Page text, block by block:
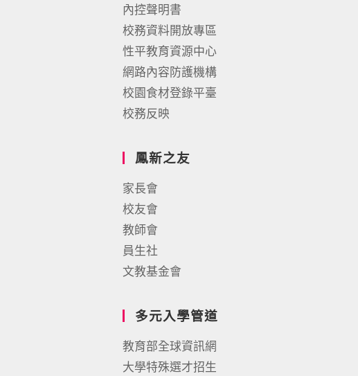
內控聲明書
校務資料開放專區
性平教育資源中心
網路內容防護機構
校園食材登錄平臺
校務反映
鳳新之友
家長會
校友會
教師會
員生社
文教基金會
多元入學管道
教育部全球資訊網
大學特殊選才招生